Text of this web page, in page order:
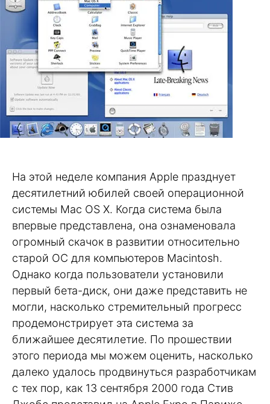
На этой неделе компания Apple празднует
десятилетний юбилей своей операционной
системы Mac OS X. Когда система была
впервые представлена, она ознаменовала
огромный скачок в развитии относительно
старой ОС для компьютеров Macintosh.
Однако когда пользователи установили
первый бета-диск, они даже представить не
могли, насколько стремительный прогресс
продемонстрирует эта система за
ближайшее десятилетие. По прошествии
этого периода мы можем оценить, насколько
далеко удалось продвинуться разработчикам
с тех пор, как 13 сентября 2000 года Стив